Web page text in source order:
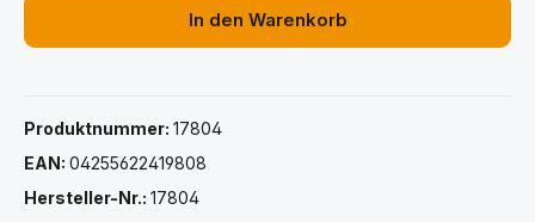
In den Warenkorb
Produktnummer: 17804
EAN: 04255622419808
Hersteller-Nr.: 17804